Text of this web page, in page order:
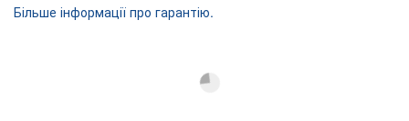
Більше інформації про гарантію.